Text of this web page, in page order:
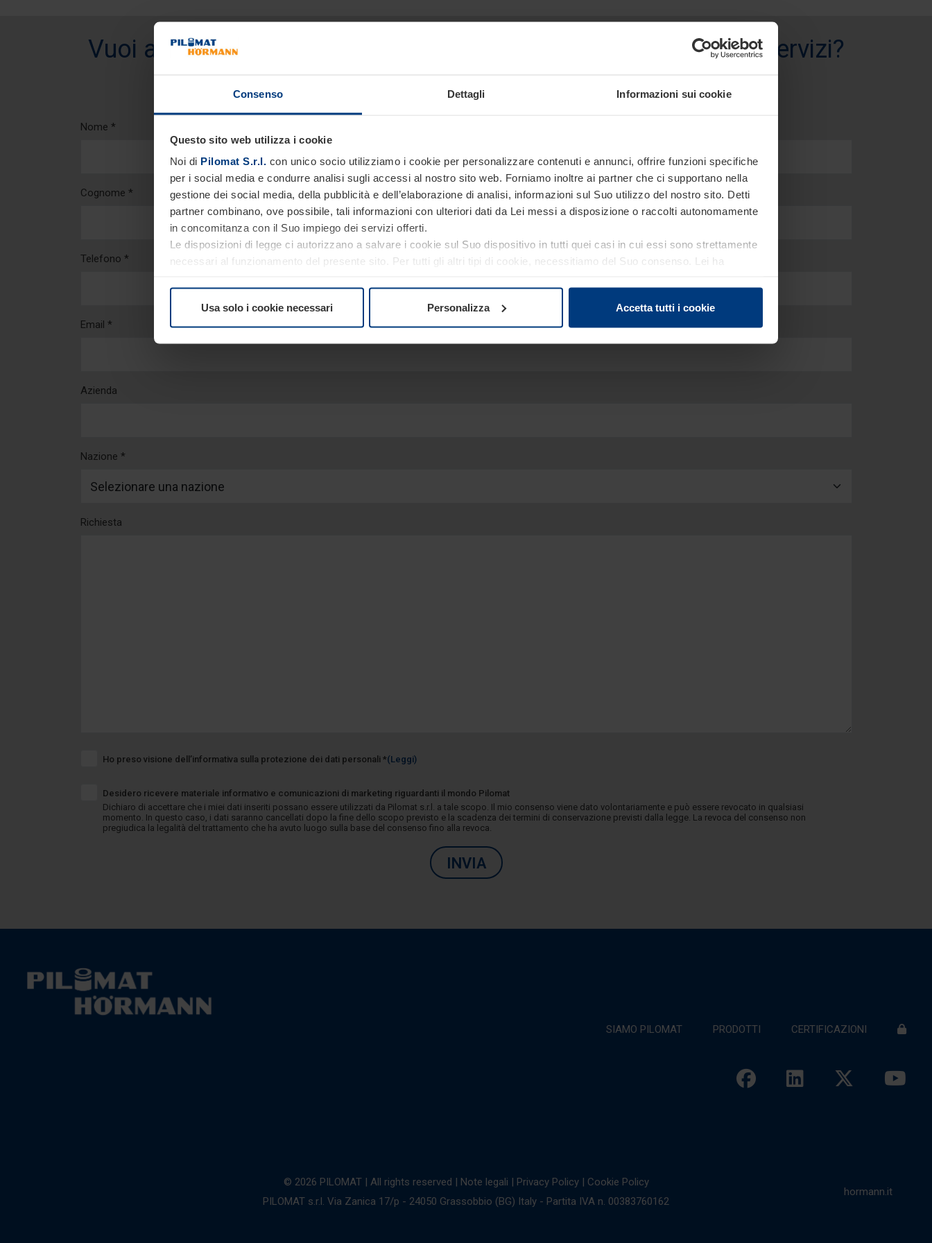
Consenso Dettagli Informazioni sui cookie
Questo sito web utilizza i cookie
Noi di Pilomat S.r.l. con unico socio utilizziamo i cookie per personalizzare contenuti e annunci, offrire funzioni specifiche
per i social media e condurre analisi sugli accessi al nostro sito web. Forniamo inoltre ai partner che ci supportano nella
gestione dei social media, della pubblicità e dell’elaborazione di analisi, informazioni sul Suo utilizzo del nostro sito. Detti
partner combinano, ove possibile, tali informazioni con ulteriori dati da Lei messi a disposizione o raccolti autonomamente
in concomitanza con il Suo impiego dei servizi offerti.
Le disposizioni di legge ci autorizzano a salvare i cookie sul Suo dispositivo in tutti quei casi in cui essi sono strettamente
necessari al funzionamento del presente sito. Per tutti gli altri tipi di cookie, necessitiamo del Suo consenso. Lei ha
Usa solo i cookie necessari
Personalizza Accetta tutti i cookie
Vuoi avere informazioni più approfondite sui nostri prodotti e servizi?
Nome *
Cognome *
Telefono *
Email *
Azienda
Nazione *
Richiesta
Ho preso visione dell’informativa sulla protezione dei dati personali *(Leggi)
Desidero ricevere materiale informativo e comunicazioni di marketing riguardanti il mondo Pilomat
Dichiaro di accettare che i miei dati inseriti possano essere utilizzati da Pilomat s.r.l. a tale scopo. Il mio consenso viene dato volontariamente e può essere revocato in qualsiasi
momento. In questo caso, i dati saranno cancellati dopo la fine dello scopo previsto e la scadenza dei termini di conservazione previsti dalla legge. La revoca del consenso non
pregiudica la legalità del trattamento che ha avuto luogo sulla base del consenso fino alla revoca.
INVIA
SIAMO PILOMAT PRODOTTI CERTIFICAZIONI
hormann.it
© 2026 PILOMAT | All rights reserved Note legali Privacy Policy
Cookie Policy
PILOMAT s.r.l. Via Zanica 17/p - 24050 Grassobbio (BG) Italy - Partita IVA n. 00383760162